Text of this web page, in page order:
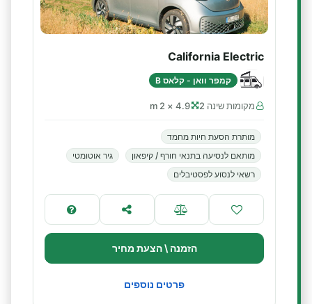
California Electric
קמפר וואן - קלאס B
מקומות שינה 2 4.9 × 2 m
מותרת הסעת חיות מחמד
מותאם לנסיעה בתנאי חורף / קיפאון
גיר אוטומטי
רשאי לנסוע לפסטיבלים
הזמנה \ הצעת מחיר
פרטים נוספים